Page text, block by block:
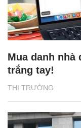
THỊ TRƯỜNG
Mua danh
trắng tay!